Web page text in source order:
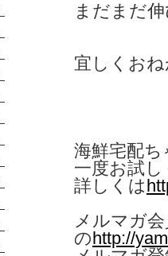
まだまだ
宜しくお
海鮮宅配
一度お試
詳しくは
メルマガ
のhttp://